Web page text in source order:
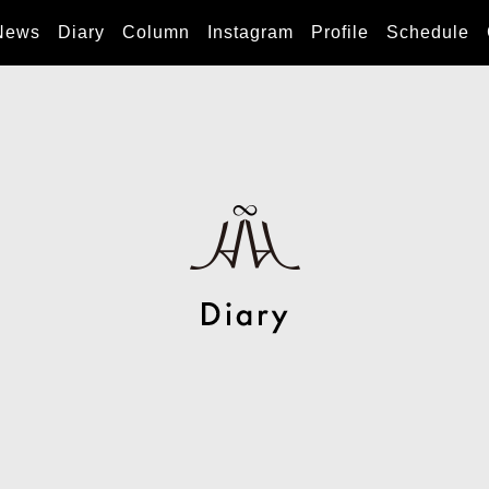
Diary Column Instagram Profile Schedule